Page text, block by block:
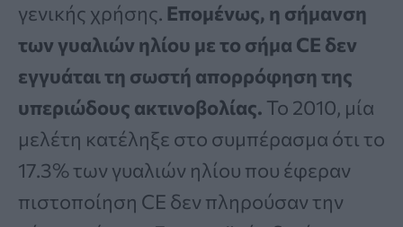
γενικής χρήσης. Επομένως, η σήμανση
των γυαλιών ηλίου με το σήμα CE δεν
εγγυάται τη σωστή απορρόφηση της
υπεριώδους ακτινοβολίας. Το 2010, μία
μελέτη κατέληξε στο συμπέρασμα ότι το
17.3% των γυαλιών ηλίου που έφεραν
πιστοποίηση CE δεν πληρούσαν την